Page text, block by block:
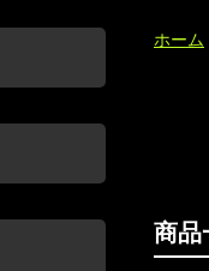
ホーム
商品